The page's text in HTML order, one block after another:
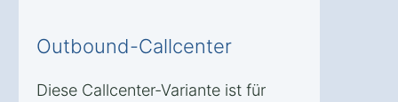
Outbound-Callcenter
Diese Callcenter-Variante ist für